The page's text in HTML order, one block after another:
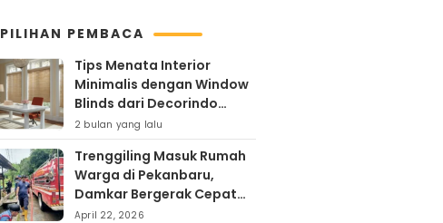
PILIHAN PEMBACA
Tips Menata Interior
Minimalis dengan Window
Blinds dari Decorindo
Perkasa
2 bulan yang lalu
Trenggiling Masuk Rumah
Warga di Pekanbaru,
Damkar Bergerak Cepat
Lakukan Evakuasi Aman
April 22, 2026